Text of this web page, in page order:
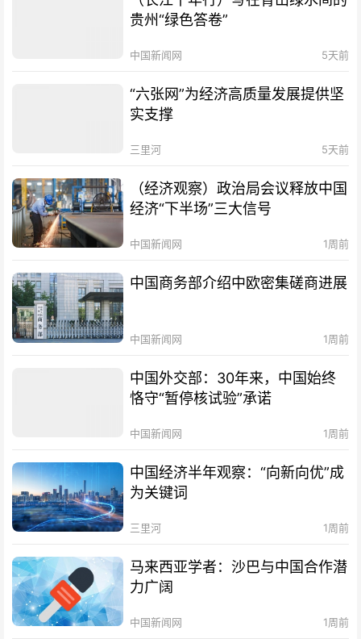
贵州“绿色答卷”
中国新闻网 5天前
“六张网”为经济高质量发展提供坚
实支撑
三里河 5天前
（经济观察）政治局会议释放中国
经济“下半场”三大信号
中国新闻网 1周前
中国商务部介绍中欧密集磋商进展
中国新闻网 1周前
中国外交部：30年来，中国始终
恪守“暂停核试验”承诺
中国新闻网 1周前
中国经济半年观察：“向新向优”成
为关键词
三里河 1周前
马来西亚学者：沙巴与中国合作潜
力广阔
中国新闻网 1周前